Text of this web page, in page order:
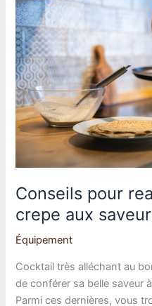
cuisine
?
Conseils pour
crepe aux
Équipement
Cocktail très alléchant au
de conférer sa belle saveur
Parmi ces dernières, vous